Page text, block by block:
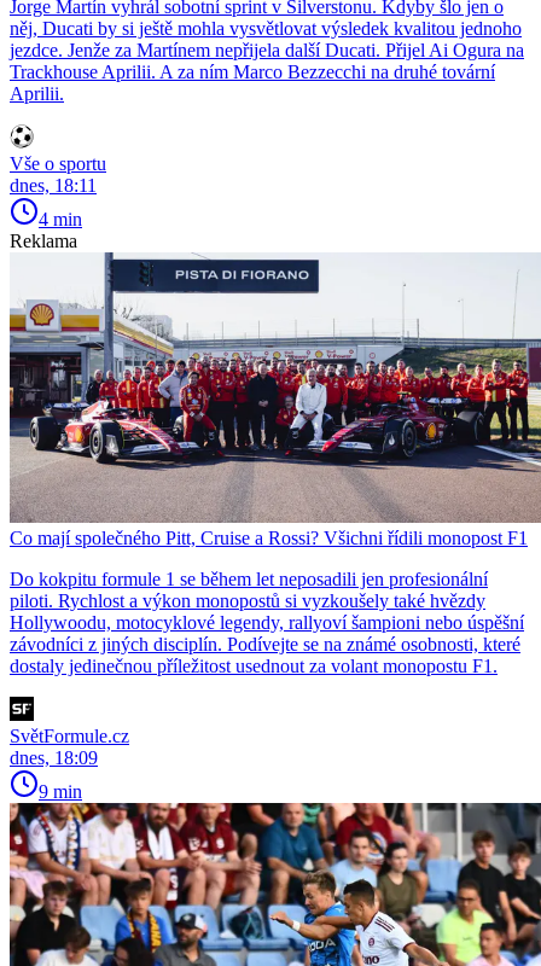
Jorge Martín vyhrál sobotní sprint v Silverstonu. Kdyby šlo jen o
něj, Ducati by si ještě mohla vysvětlovat výsledek kvalitou jednoho
jezdce. Jenže za Martínem nepřijela další Ducati. Přijel Ai Ogura na
Trackhouse Aprilii. A za ním Marco Bezzecchi na druhé tovární
Aprilii.
Vše o sportu
dnes, 18:11
4 min
Reklama
Co mají společného Pitt, Cruise a Rossi? Všichni řídili monopost F1
Do kokpitu formule 1 se během let neposadili jen profesionální
piloti. Rychlost a výkon monopostů si vyzkoušely také hvězdy
Hollywoodu, motocyklové legendy, rallyoví šampioni nebo úspěšní
závodníci z jiných disciplín. Podívejte se na známé osobnosti, které
dostaly jedinečnou příležitost usednout za volant monopostu F1.
SvětFormule.cz
dnes, 18:09
9 min